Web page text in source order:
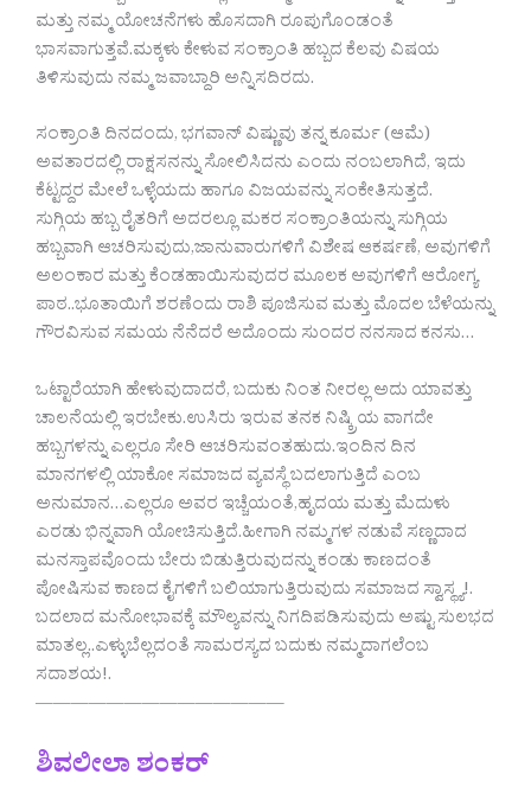
ಮತ್ತು ನಮ್ಮ ಯೋಚನೆಗಳು ಹೊಸದಾಗಿ ರೂಪುಗೊಂಡಂತೆ
ಭಾಸವಾಗುತ್ತವೆ.ಮಕ್ಕಳು ಕೇಳುವ ಸಂಕ್ರಾಂತಿ ಹಬ್ಬದ ಕೆಲವು ವಿಷಯ
ತಿಳಿಸುವುದು ನಮ್ಮ ಜವಾಬ್ದಾರಿ ಅನ್ನಿಸದಿರದು.
ಸಂಕ್ರಾಂತಿ ದಿನದಂದು, ಭಗವಾನ್ ವಿಷ್ಣುವು ತನ್ನ ಕೂರ್ಮ (ಆಮೆ)
ಅವತಾರದಲ್ಲಿ ರಾಕ್ಷಸನನ್ನು ಸೋಲಿಸಿದನು ಎಂದು ನಂಬಲಾಗಿದೆ, ಇದು
ಕೆಟ್ಟದ್ದರ ಮೇಲೆ ಒಳ್ಳೆಯದು ಹಾಗೂ ವಿಜಯವನ್ನು ಸಂಕೇತಿಸುತ್ತದೆ.
ಸುಗ್ಗಿಯ ಹಬ್ಬ ರೈತರಿಗೆ ಅದರಲ್ಲೂ ಮಕರ ಸಂಕ್ರಾಂತಿಯನ್ನು ಸುಗ್ಗಿಯ
ಹಬ್ಬವಾಗಿ ಆಚರಿಸುವುದು,ಜಾನುವಾರುಗಳಿಗೆ ವಿಶೇಷ ಆಕರ್ಷಣೆ, ಅವುಗಳಿಗೆ
ಅಲಂಕಾರ ಮತ್ತು ಕೆಂಡಹಾಯಿಸುವುದರ ಮೂಲಕ ಅವುಗಳಿಗೆ ಆರೋಗ್ಯ
ಪಾಠ..ಭೂತಾಯಿಗೆ ಶರಣೆಂದು ರಾಶಿ ಪೂಜಿಸುವ ಮತ್ತು ಮೊದಲ ಬೆಳೆಯನ್ನು
ಗೌರವಿಸುವ ಸಮಯ ನೆನೆದರೆ ಅದೊಂದು ಸುಂದರ ನನಸಾದ ಕನಸು…
ಒಟ್ಟಾರೆಯಾಗಿ ಹೇಳುವುದಾದರೆ, ಬದುಕು ನಿಂತ ನೀರಲ್ಲ ಅದು ಯಾವತ್ತು
ಚಾಲನೆಯಲ್ಲಿ ಇರಬೇಕು.ಉಸಿರು ಇರುವ ತನಕ ನಿಷ್ಕ್ರಿಯ ವಾಗದೇ
ಹಬ್ಬಗಳನ್ನು ಎಲ್ಲರೂ ಸೇರಿ ಆಚರಿಸುವಂತಹುದು.ಇಂದಿನ ದಿನ
ಮಾನಗಳಲ್ಲಿ ಯಾಕೋ ಸಮಾಜದ ವ್ಯವಸ್ಥೆ ಬದಲಾಗುತ್ತಿದೆ‌‌ ಎಂಬ‌
ಅನುಮಾನ…ಎಲ್ಲರೂ ಅವರ ಇಚ್ಚೆಯಂತೆ,ಹೃದಯ ಮತ್ತು ಮೆದುಳು
ಎರಡು ಭಿನ್ನವಾಗಿ ಯೋಚಿಸುತ್ತಿದೆ.ಹೀಗಾಗಿ ನಮ್ಮಗಳ ನಡುವೆ ಸಣ್ಣದಾದ
ಮನಸ್ತಾಪವೊಂದು ಬೇರು ಬಿಡುತ್ತಿರುವುದನ್ನು ಕಂಡು ಕಾಣದಂತೆ
ಪೋಷಿಸುವ ಕಾಣದ ಕೈಗಳಿಗೆ ಬಲಿಯಾಗುತ್ತಿರುವುದು ಸಮಾಜದ ಸ್ವಾಸ್ಥ್ಯ!.
ಬದಲಾದ ಮನೋಭಾವಕ್ಕೆ ಮೌಲ್ಯವನ್ನು ನಿಗದಿಪಡಿಸುವುದು ಅಷ್ಟು ಸುಲಭದ
ಮಾತಲ್ಲ..ಎಳ್ಳುಬೆಲ್ಲದಂತೆ ಸಾಮರಸ್ಯದ ಬದುಕು ನಮ್ಮದಾಗಲೆಂಬ‌
ಸದಾಶಯ!.
——————————————
ಶಿವಲೀಲಾ ಶಂಕರ್